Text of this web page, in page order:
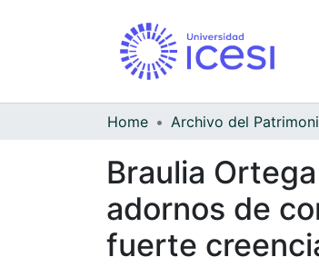
Home
Braulia
adornos de
fuerte